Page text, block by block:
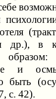
др.), в
и
быть
с. 42).